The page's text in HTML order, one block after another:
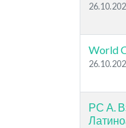
World
РС А.